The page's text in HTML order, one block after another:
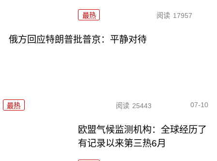
最热 阅读 17957
俄方回应特朗普批普京：平静对待
最热 阅读 25443 07-10
欧盟气候监测机构：全球经历了
有记录以来第三热6月